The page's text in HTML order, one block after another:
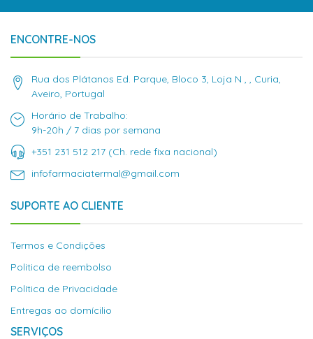
ENCONTRE-NOS
Rua dos Plátanos Ed. Parque, Bloco 3, Loja N , , Curia,
Aveiro, Portugal
Horário de Trabalho:
9h-20h / 7 dias por semana
+351 231 512 217 (Ch. rede fixa nacional)
infofarmaciatermal@gmail.com
SUPORTE AO CLIENTE
Termos e Condições
Politica de reembolso
Política de Privacidade
Entregas ao domícilio
SERVIÇOS